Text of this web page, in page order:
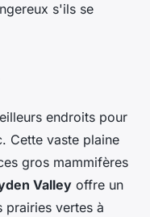
s'ils se
endroits pour
Cette vaste plaine
gros mammifères
Valley offre un
prairies vertes à